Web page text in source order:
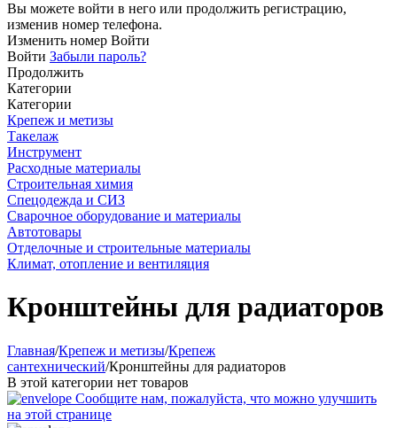
Вы можете войти в него или продолжить регистрацию,
изменив номер телефона.
Изменить номер Войти
Войти Забыли пароль?
Продолжить
Категории
Категории
Крепеж и метизы
Такелаж
Инструмент
Расходные материалы
Строительная химия
Спецодежда и СИЗ
Сварочное оборудование и материалы
Автотовары
Отделочные и строительные материалы
Климат, отопление и вентиляция
Кронштейны для радиаторов
Главная/Крепеж и метизы/Крепеж
сантехнический/Кронштейны для радиаторов
В этой категории нет товаров
Сообщите нам, пожалуйста, что можно улучшить
на этой странице